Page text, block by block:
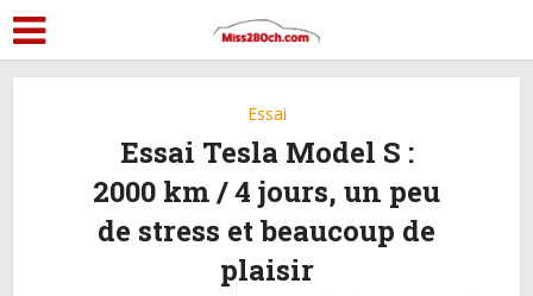
Essai
Essai Tesla Model S :
2000 km / 4 jours, un peu
de stress et beaucoup de
plaisir